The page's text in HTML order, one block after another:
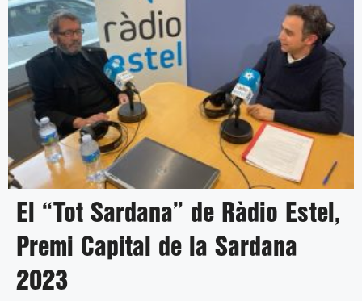
El “Tot Sardana” de Ràdio Estel,
Premi Capital de la Sardana
2023